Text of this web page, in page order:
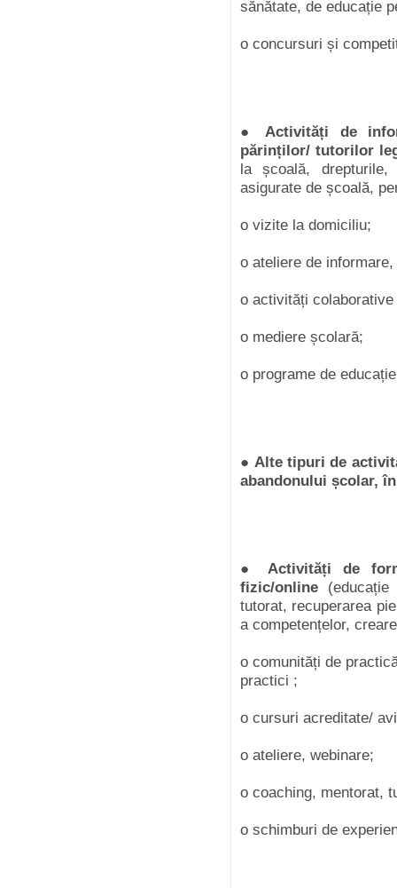
sănătate, de educație
o concursuri și
●
Activități de
părinților/ tutorilor
la școală,
asigurate de școală,
o vizite la domiciliu;
o ateliere de
o activități
o mediere școlară;
o programe de
● Alte tipuri de
abandonului școlar,
● Activități de
fizic/online (educație
tutorat, recuperarea
a competențelor,
o comunități de
practici ;
o cursuri acreditate/
o ateliere, webinare;
o coaching, mentorat,
o schimburi de